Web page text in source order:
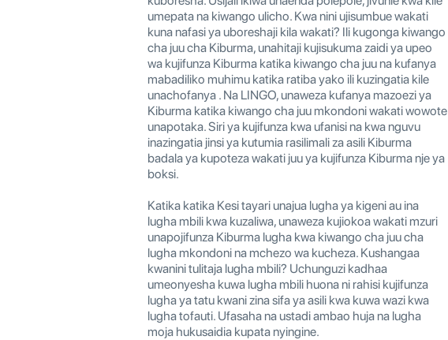
umepata na kiwango ulicho. Kwa nini ujisumbue wakati
kuna nafasi ya uboreshaji kila wakati? Ili kugonga kiwango
cha juu cha Kiburma, unahitaji kujisukuma zaidi ya upeo
wa kujifunza Kiburma katika kiwango cha juu na kufanya
mabadiliko muhimu katika ratiba yako ili kuzingatia kile
unachofanya . Na LINGO, unaweza kufanya mazoezi ya
Kiburma katika kiwango cha juu mkondoni wakati wowote
unapotaka. Siri ya kujifunza kwa ufanisi na kwa nguvu
inazingatia jinsi ya kutumia rasilimali za asili Kiburma
badala ya kupoteza wakati juu ya kujifunza Kiburma nje ya
boksi.
Katika katika Kesi tayari unajua lugha ya kigeni au ina
lugha mbili kwa kuzaliwa, unaweza kujiokoa wakati mzuri
unapojifunza Kiburma lugha kwa kiwango cha juu cha
lugha mkondoni na mchezo wa kucheza. Kushangaa
kwanini tulitaja lugha mbili? Uchunguzi kadhaa
umeonyesha kuwa lugha mbili huona ni rahisi kujifunza
lugha ya tatu kwani zina sifa ya asili kwa kuwa wazi kwa
lugha tofauti. Ufasaha na ustadi ambao huja na lugha
moja hukusaidia kupata nyingine.